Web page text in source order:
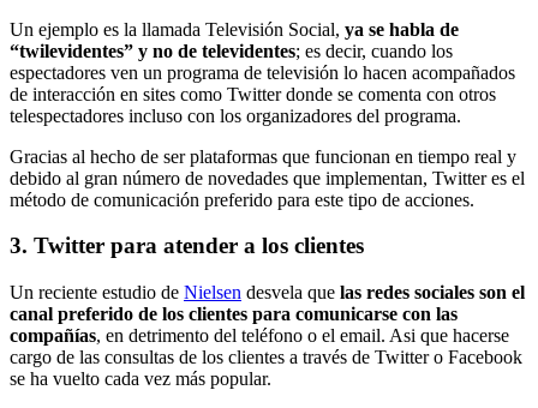
Un ejemplo es la llamada Televisión Social, ya se habla de
“twilevidentes” y no de televidentes; es decir, cuando los
espectadores ven un programa de televisión lo hacen acompañados
de interacción en sites como Twitter donde se comenta con otros
telespectadores incluso con los organizadores del programa.
Gracias al hecho de ser plataformas que funcionan en tiempo real y
debido al gran número de novedades que implementan, Twitter es el
método de comunicación preferido para este tipo de acciones.
3. Twitter para atender a los clientes
Un reciente estudio de Nielsen desvela que las redes sociales son el
canal preferido de los clientes para comunicarse con las
compañías, en detrimento del teléfono o el email. Asi que hacerse
cargo de las consultas de los clientes a través de Twitter o Facebook
se ha vuelto cada vez más popular.